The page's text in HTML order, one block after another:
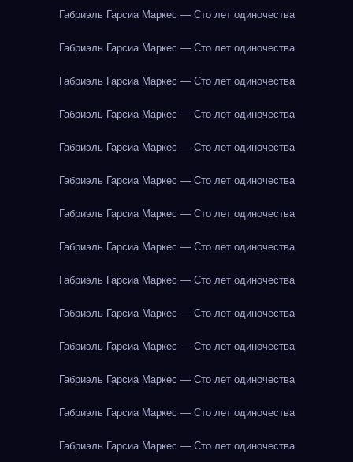
Габриэль Гарсиа Маркес — Сто лет одиночества
Габриэль Гарсиа Маркес — Сто лет одиночества
Габриэль Гарсиа Маркес — Сто лет одиночества
Габриэль Гарсиа Маркес — Сто лет одиночества
Габриэль Гарсиа Маркес — Сто лет одиночества
Габриэль Гарсиа Маркес — Сто лет одиночества
Габриэль Гарсиа Маркес — Сто лет одиночества
Габриэль Гарсиа Маркес — Сто лет одиночества
Габриэль Гарсиа Маркес — Сто лет одиночества
Габриэль Гарсиа Маркес — Сто лет одиночества
Габриэль Гарсиа Маркес — Сто лет одиночества
Габриэль Гарсиа Маркес — Сто лет одиночества
Габриэль Гарсиа Маркес — Сто лет одиночества
Габриэль Гарсиа Маркес — Сто лет одиночества